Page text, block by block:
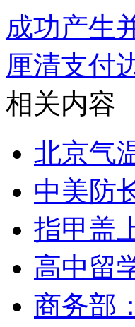
成功产生
厘清支付
相关内容
北京气
中美防
指甲盖
高中留
商务部